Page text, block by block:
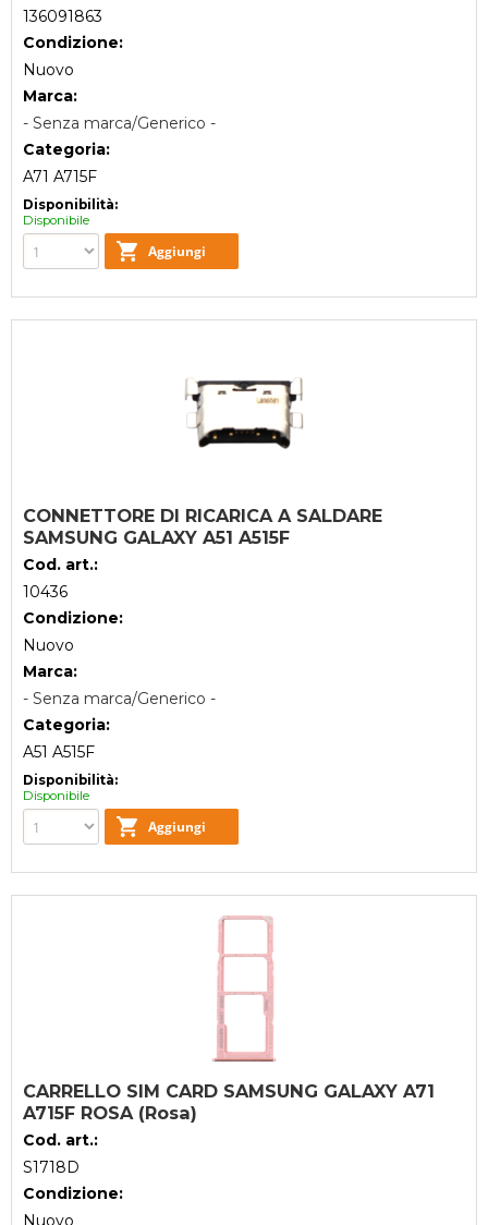
136091863
Condizione:
Nuovo
Marca:
- Senza marca/Generico -
Categoria:
A71 A715F
Disponibilità:
Disponibile
CONNETTORE DI RICARICA A SALDARE
SAMSUNG GALAXY A51 A515F
Cod. art.:
10436
Condizione:
Nuovo
Marca:
- Senza marca/Generico -
Categoria:
A51 A515F
Disponibilità:
Disponibile
CARRELLO SIM CARD SAMSUNG GALAXY A71
A715F ROSA (Rosa)
Cod. art.:
S1718D
Condizione:
Nuovo